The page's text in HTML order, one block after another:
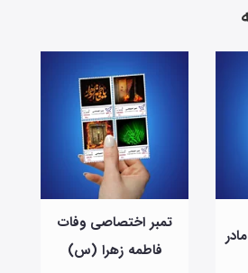
تمبر اختصاصی وفات
فاطمه زهرا (س)